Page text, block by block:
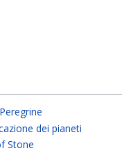
dei pianeti
Stone